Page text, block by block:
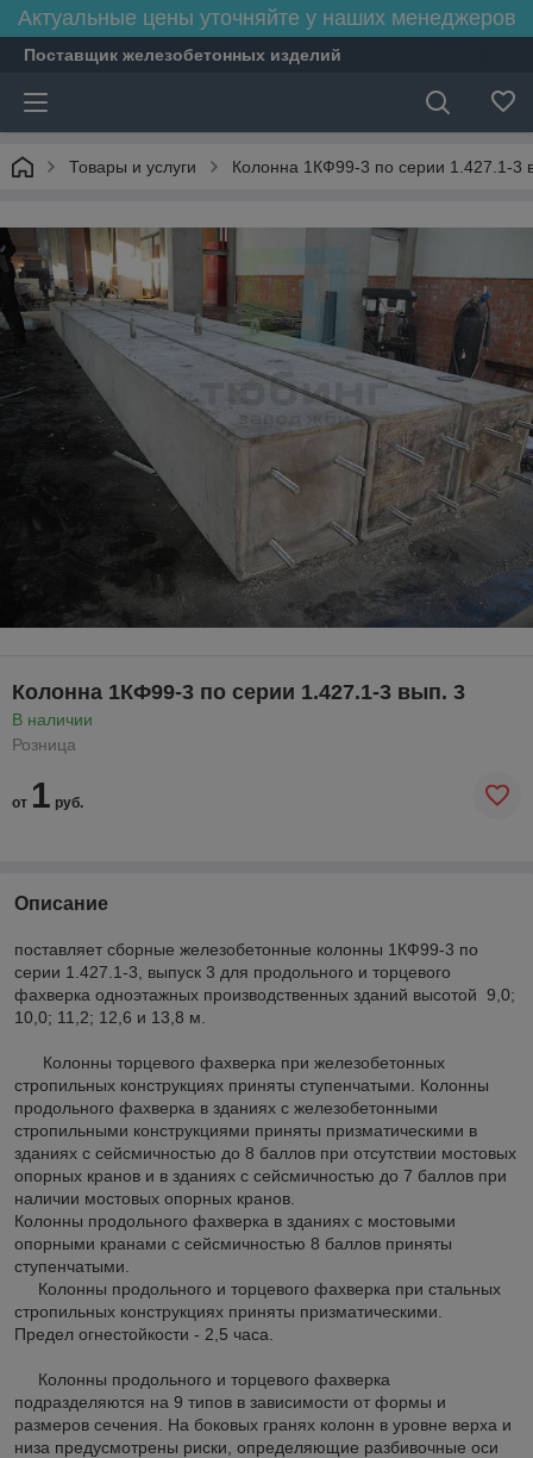
Актуальные цены уточняйте у наших менеджеров
Поставщик железобетонных изделий
Товары и услуги Колонна 1КФ99-3 по серии 1.427.1-3
Колонна 1КФ99-3 по серии 1.427.1-3 вып. 3
В наличии
Розница
от 1 руб.
Описание
поставляет сборные железобетонные колонны 1КФ99-3 по
серии 1.427.1-3, выпуск 3 для продольного и торцевого
фахверка одноэтажных производственных зданий высотой 9,0;
10,0; 11,2; 12,6 и 13,8 м.
Колонны торцевого фахверка при железобетонных
стропильных конструкциях приняты ступенчатыми. Колонны
продольного фахверка в зданиях с железобетонными
стропильными конструкциями приняты призматическими в
зданиях с сейсмичностью до 8 баллов при отсутствии мостовых
опорных кранов и в зданиях с сейсмичностью до 7 баллов при
наличии мостовых опорных кранов.
Колонны продольного фахверка в зданиях с мостовыми
опорными кранами с сейсмичностью 8 баллов приняты
ступенчатыми.
Колонны продольного и торцевого фахверка при стальных
стропильных конструкциях приняты призматическими.
Предел огнестойкости - 2,5 часа.
Колонны продольного и торцевого фахверка
подразделяются на 9 типов в зависимости от формы и
размеров сечения. На боковых гранях колонн в уровне верха и
низа предусмотрены риски, определяющие разбивочные оси